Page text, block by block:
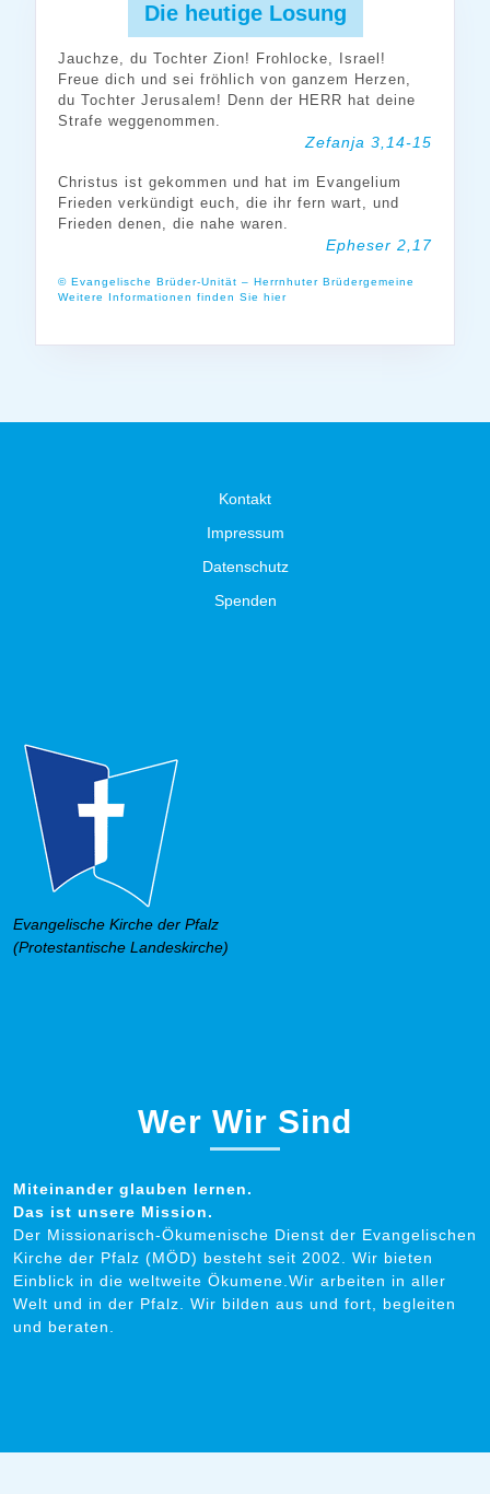
Die heutige Losung
Jauchze, du Tochter Zion! Frohlocke, Israel!
Freue dich und sei fröhlich von ganzem Herzen,
du Tochter Jerusalem! Denn der HERR hat deine
Strafe weggenommen.
Zefanja 3,14-15
Christus ist gekommen und hat im Evangelium
Frieden verkündigt euch, die ihr fern wart, und
Frieden denen, die nahe waren.
Epheser 2,17
© Evangelische Brüder-Unität – Herrnhuter Brüdergemeine
Weitere Informationen finden Sie hier
Kontakt
Impressum
Datenschutz
Spenden
Evangelische Kirche der Pfalz
(Protestantische Landeskirche)
Wer Wir Sind
Miteinander glauben lernen.
Das ist unsere Mission.
Der Missionarisch-Ökumenische Dienst der Evangelischen
Kirche der Pfalz (MÖD) besteht seit 2002. Wir bieten
Einblick in die weltweite Ökumene.Wir arbeiten in aller
Welt und in der Pfalz. Wir bilden aus und fort, begleiten
und beraten.